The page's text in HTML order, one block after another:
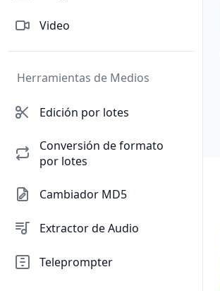
Video
Herramientas de Medios
Edición por lotes
Conversión de formato
por lotes
Cambiador MD5
Extractor de Audio
Teleprompter